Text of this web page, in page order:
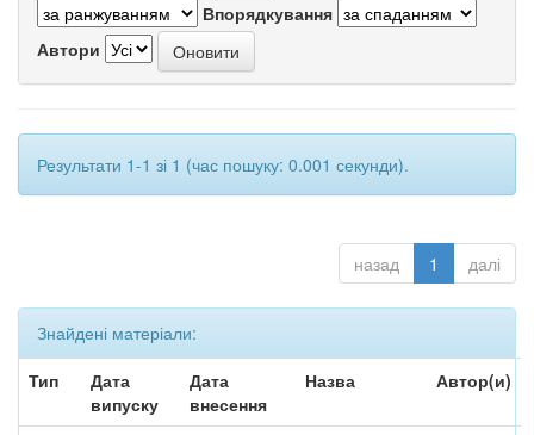
Впорядкування
Автори
Результати 1-1 зі 1 (час пошуку: 0.001 секунди).
назад 1 далі
Знайдені матеріали:
Тип
Дата
випуску
Дата
внесення
Назва Автор(и)